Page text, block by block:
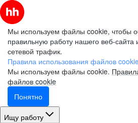
Мы используем файлы cookie, чтобы
правильную работу нашего веб-сайта
сетевой трафик.
Правила использования файлов
Мы используем файлы cookie.
файлов cookie
Понятно
Ищу работу